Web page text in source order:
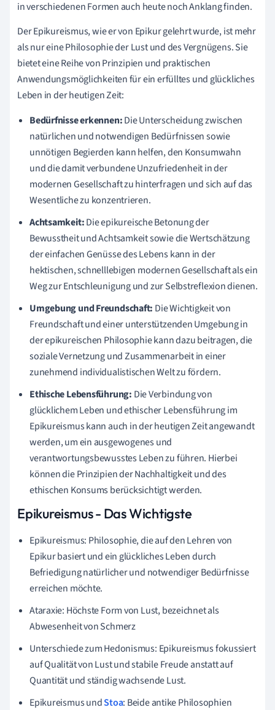
in verschiedenen Formen auch heute noch Anklang finden.
Der Epikureismus, wie er von Epikur gelehrt wurde, ist mehr
als nur eine Philosophie der Lust und des Vergnügens. Sie
bietet eine Reihe von Prinzipien und praktischen
Anwendungsmöglichkeiten für ein erfülltes und glückliches
Leben in der heutigen Zeit:
Bedürfnisse erkennen:Die Unterscheidung zwischen
natürlichen und notwendigen Bedürfnissen sowie
unnötigen Begierden kann helfen, den Konsumwahn
und die damit verbundene Unzufriedenheit in der
modernen Gesellschaft zu hinterfragen und sich auf das
Wesentliche zu konzentrieren.
Achtsamkeit:Die epikureische Betonung der
Bewusstheit und Achtsamkeit sowie die Wertschätzung
der einfachen Genüsse des Lebens kann in der
hektischen, schnelllebigen modernen Gesellschaft als ein
Weg zur Entschleunigung und zur Selbstreflexion dienen.
Umgebung und Freundschaft: Die Wichtigkeit von
Freundschaft und einer unterstützenden Umgebung in
der epikureischen Philosophie kann dazu beitragen, die
soziale Vernetzung und Zusammenarbeit in einer
zunehmend individualistischen Welt zu fördern.
Ethische Lebensführung: Die Verbindung von
glücklichem Leben und ethischer Lebensführung im
Epikureismus kann auch in der heutigen Zeit angewandt
werden, um ein ausgewogenes und
verantwortungsbewusstes Leben zu führen. Hierbei
können die Prinzipien der Nachhaltigkeit und des
ethischen Konsums berücksichtigt werden.
Epikureismus - Das Wichtigste
Epikureismus: Philosophie, die auf den Lehren von
Epikur basiert und ein glückliches Leben durch
Befriedigung natürlicher und notwendiger Bedürfnisse
erreichen möchte.
Ataraxie: Höchste Form von Lust, bezeichnet als
Abwesenheit von Schmerz
Unterschiede zum Hedonismus: Epikureismus fokussiert
auf Qualität von Lust und stabile Freude anstatt auf
Quantität und ständig wachsende Lust.
Epikureismus undStoa: Beide antike Philosophien